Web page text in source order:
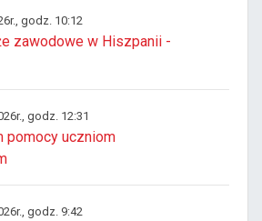
godz. 10:12
zawodowe w Hiszpanii -
godz. 12:31
pomocy uczniom
godz. 9:42